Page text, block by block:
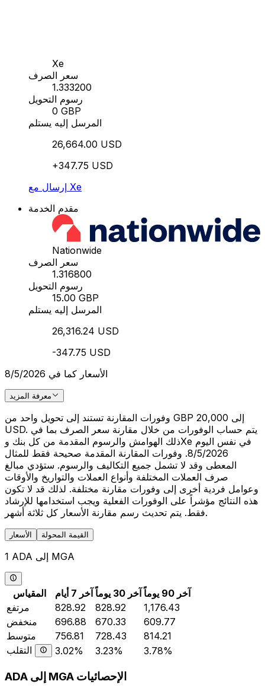
Xe
سعر الصرف
1.333200
رسوم التحويل
0 GBP
المرسل إليه يستلم
26,664.00 USD
+347.75 USD
إرسال مع Xe
مقدم الخدمة
Nationwide
سعر الصرف
1.316800
رسوم التحويل
15.00 GBP
المرسل إليه يستلم
26,316.24 USD
-347.75 USD
الأسعار كما في 8/5/2026
معرفة المزيد
وفورات المقارنة تستند إلى تحويل واحد من GBP 20,000 إلى
USD. يتم حساب الوفورات من خلال مقارنة سعر الصرف بما في
ذلك الهوامش والرسوم المقدمة من كل بنك وXe في نفس اليوم
8/5/2026. وفورات المقارنة المقدمة صحيحة فقط للمثال
المعطى وقد لا تشمل جميع التكاليف والرسوم. ستؤدي مبالغ
صرف العملات المختلفة وأنواع العملات والتواريخ والأوقات
وعوامل فردية أخرى إلى وفورات مقارنة مختلفة. لذلك قد لا تكون
هذه النتائج مؤشراً على الوفورات الفعلية ويجب استخدامها للإرشاد
فقط. يتم تحديث رسم مقارنة الأسعار كل ثلاثة أشهر.
الأسعار القيمة المحولة
1 ADA إلى MGA
المقياس آخر 7 أيام آخر 30 يوماً
آخر 90 يوماً
مرتفع
828.92 828.92
1,176.43
منخفض
696.88 670.33
609.77
متوسط
756.81 728.43
814.21
التقلب
3.02% 3.23% 3.78%
ADA إلى MGA الإحصائيات